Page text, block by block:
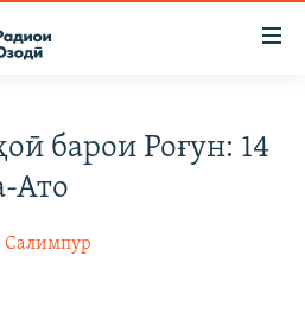
барои Роғун: 14
Ато